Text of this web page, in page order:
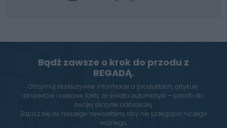
Bądź zawsze o krok do przodu z
REGADĄ.
Otrzymuj ekskluzywne informacje o produktach, artykuły
ekspertów i ciekawe fakty ze świata automatyki — prosto do
swojej skrzynki odbiorczej.
Zapisz się do naszego newslettera, aby nie przegapić niczego
ważnego.